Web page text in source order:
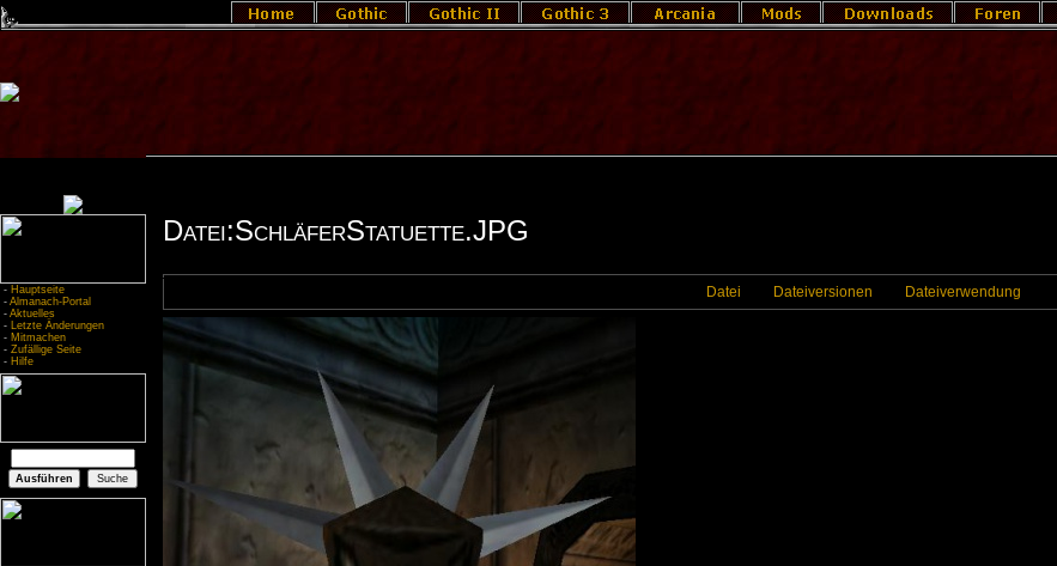
- Hauptseite
- Almanach-Portal
- Aktuelles
- Letzte Änderungen
- Mitmachen
- Zufällige Seite
- Hilfe
Datei:SchläferStatuette.JPG
Datei Dateiversionen Dateiverwendung